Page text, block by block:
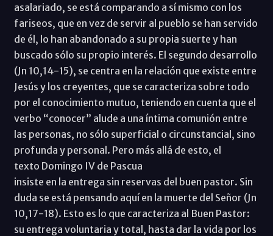
asalariado, se está comparando a sí mismo con los
fariseos, que en vez de servir al pueblo se han servido
de él, lo han abandonado a su propia suerte y han
buscado sólo su propio interés. El segundo desarrollo
(Jn 10,14-15), se centra en la relación que existe entre
Jesús y los creyentes, que se caracteriza sobre todo
por el conocimiento mutuo, teniendo en cuenta que el
verbo “conocer” alude a una íntima comunión entre
las personas, no sólo superficial o circunstancial, sino
profunda y personal. Pero más allá de esto, el
texto Domingo IV de Pascua
insiste en la entrega sin reservas del buen pastor. Sin
duda se está pensando aquí en la muerte del Señor (Jn
10,17-18). Esto es lo que caracteriza al Buen Pastor:
su entrega voluntaria y total, hasta dar la vida por los